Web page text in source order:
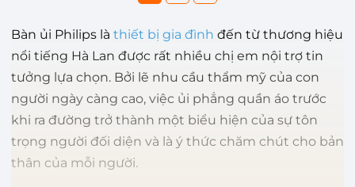
Bàn ủi Philips là thiết bị gia đình đến từ thương hiệu
nổi tiếng Hà Lan được rất nhiều chị em nội trợ tin
tưởng lựa chọn. Bởi lẽ nhu cầu thẩm mỹ của con
người ngày càng cao, việc ủi phẳng quần áo trước
khi ra đường trở thành một biểu hiện của sự tôn
trọng người đối diện và là ý thức chăm chút cho bản
thân của mỗi người.